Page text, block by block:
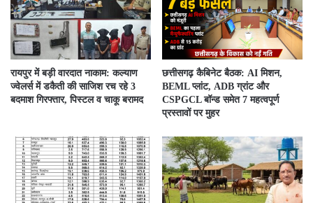
रायपुर में बड़ी वारदात नाकाम: कल्याण
ज्वेलर्स में डकैती की साजिश रच रहे 3
बदमाश गिरफ्तार, पिस्टल व चाकू बरामद
छत्तीसगढ़ कैबिनेट बैठक: AI मिशन,
BEML प्लांट, ADB ग्रांट और
CSPGCL बॉन्ड समेत 7 महत्वपूर्ण
प्रस्तावों पर मुहर